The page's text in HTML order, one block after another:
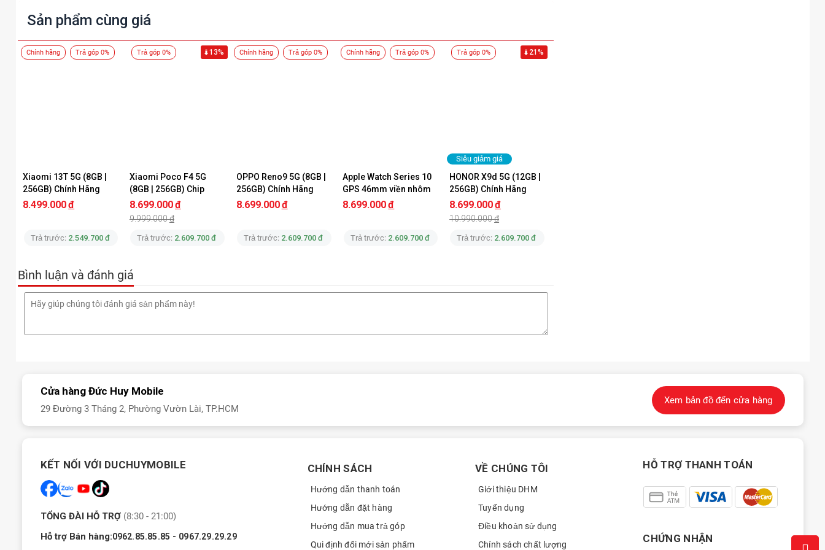
Sản phẩm cùng giá
Chính hãng Trả góp 0%
Xiaomi 13T 5G (8GB |
256GB) Chính Hãng
8.499.000đ
Trả trước: 2.549.700 đ
Trả góp 0% 13%
Xiaomi Poco F4 5G
(8GB | 256GB) Chip
Rồng 870 Chính Hãng
8.699.000đ
9.999.000đ
Trả trước: 2.609.700 đ
Chính hãng Trả góp 0%
OPPO Reno9 5G (8GB |
256GB) Chính Hãng
8.699.000đ
Trả trước: 2.609.700 đ
Chính hãng Trả góp 0%
Apple Watch Series 10
GPS 46mm viền nhôm
dây thể thao Chính
8.699.000đ
Trả trước: 2.609.700 đ
Trả góp 0% 21%
Siêu giảm giá
HONOR X9d 5G (12GB |
256GB) Chính Hãng
8.699.000đ
10.990.000đ
Trả trước: 2.609.700 đ
Bình luận và đánh giá
Cửa hàng Đức Huy Mobile
29 Đường 3 Tháng 2, Phường Vườn Lài, TP.HCM
Xem bản đồ đến cửa hàng
KẾT NỐI VỚI DUCHUYMOBILE
TỔNG ĐÀI HỖ TRỢ (8:30 - 21:00)
Hỗ trợ Bán hàng:0962.85.85.85 - 0967.29.29.29
CHÍNH SÁCH
Hướng dẫn thanh toán
Hướng dẫn đặt hàng
Hướng dẫn mua trả góp
Qui định đổi mới sản phẩm
VỀ CHÚNG TÔI
Giới thiệu DHM
Tuyển dụng
Điều khoản sử dụng
Chính sách chất lượng
HỖ TRỢ THANH TOÁN
CHỨNG NHẬN